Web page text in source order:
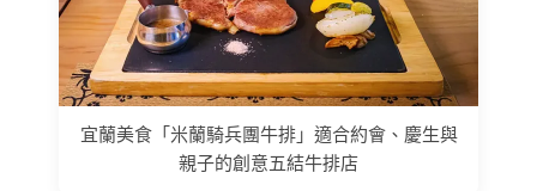
宜蘭美食「米蘭騎兵團牛排」適合約會、慶生與
親子的創意五結牛排店